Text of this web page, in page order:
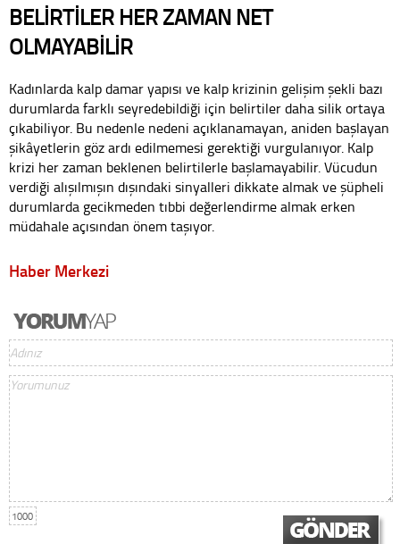
BELİRTİLER HER ZAMAN NET
OLMAYABİLİR
Kadınlarda kalp damar yapısı ve kalp krizinin gelişim şekli bazı
durumlarda farklı seyredebildiği için belirtiler daha silik ortaya
çıkabiliyor. Bu nedenle nedeni açıklanamayan, aniden başlayan
şikâyetlerin göz ardı edilmemesi gerektiği vurgulanıyor. Kalp
krizi her zaman beklenen belirtilerle başlamayabilir. Vücudun
verdiği alışılmışın dışındaki sinyalleri dikkate almak ve şüpheli
durumlarda gecikmeden tıbbi değerlendirme almak erken
müdahale açısından önem taşıyor.
Haber Merkezi
1000